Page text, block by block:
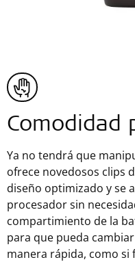
Comodidad
Ya no tendrá que
ofrece novedosos clips
diseño optimizado y se
procesador sin
compartimiento de la
para que pueda
manera rápida, como si